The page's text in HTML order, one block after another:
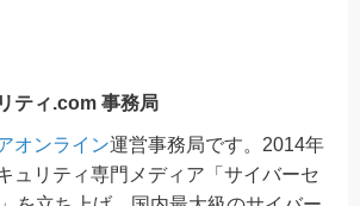
ティ.com 事務局
オンライン運営事務局です。2014年
ュリティ専門メディア「サイバーセ